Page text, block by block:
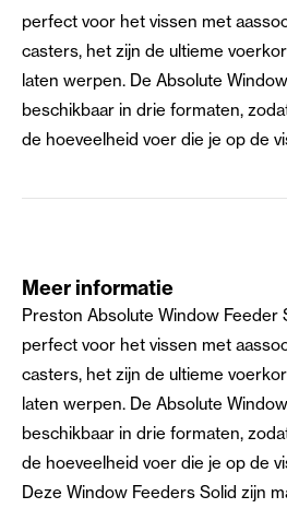
perfect voor het vissen met
casters, het zijn de ultieme
laten werpen. De Absolute
beschikbaar in drie formaten,
de hoeveelheid voer die je op de
Meer informatie
Preston Absolute Window Feeder
perfect voor het vissen met
casters, het zijn de ultieme
laten werpen. De Absolute
beschikbaar in drie formaten,
de hoeveelheid voer die je op de
Deze Window Feeders Solid zijn